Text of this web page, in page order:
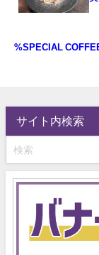
%SPECIAL
サイト内検索